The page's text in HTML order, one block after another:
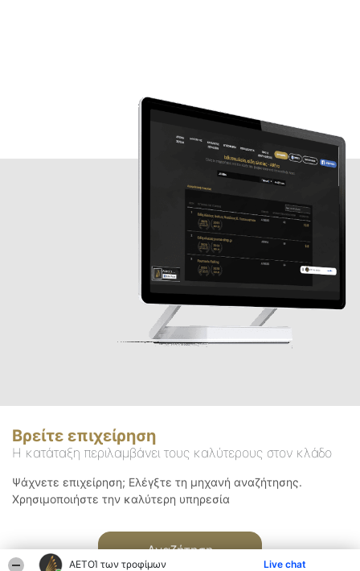
ΑΕΤΟΊ των τροφίμων Live chat
Βρείτε επιχείρηση
Η κατάταξη περιλαμβάνει τους καλύτερους στον κλάδο
Ψάχνετε επιχείρηση; Ελέγξτε τη μηχανή αναζήτησης.
Χρησιμοποιήστε την καλύτερη υπηρεσία
Αναζήτηση